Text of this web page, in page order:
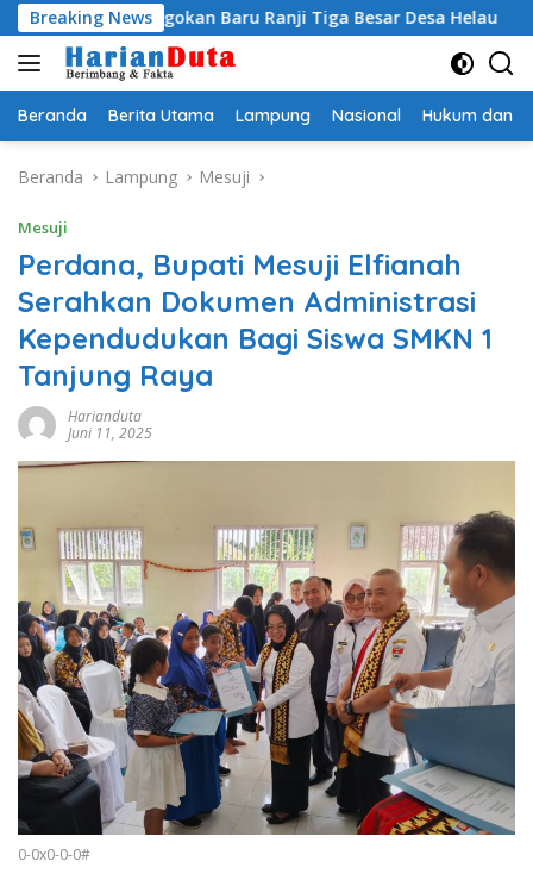
Langsung
ke
konten
Breaking News
Jagokan Baru Ranji Tiga Besar Desa Helau
Beranda Berita Utama Lampung Nasional Hukum dan
Beranda Lampung Mesuji
Mesuji
Perdana, Bupati Mesuji Elfianah
Serahkan Dokumen Administrasi
Kependudukan Bagi Siswa SMKN 1
Tanjung Raya
Harianduta
Juni 11, 2025
0-0x0-0-0#